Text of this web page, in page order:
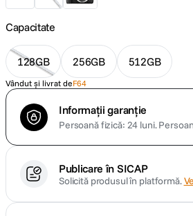
Capacitate
128GB 256GB 512GB
Vândut și livrat deF64
Informații garanție
Persoană fizică: 24 luni.
Publicare în SICAP
Solicită produsul în platformă.